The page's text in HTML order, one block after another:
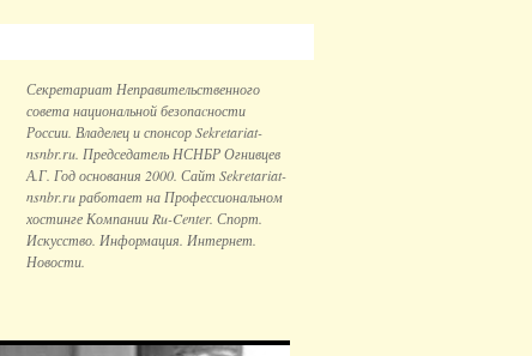
Секретариат Неправительственного
совета национальной безопаcности
России. Владелец и спонсор Sekretariat-
nsnbr.ru. Председатель НСНБР Огнивцев
А.Г. Год основания 2000. Сайт Sekretariat-
nsnbr.ru работает на Профессиональном
хостинге Компании Ru-Center. Спорт.
Искусство. Информация. Интернет.
Новости.